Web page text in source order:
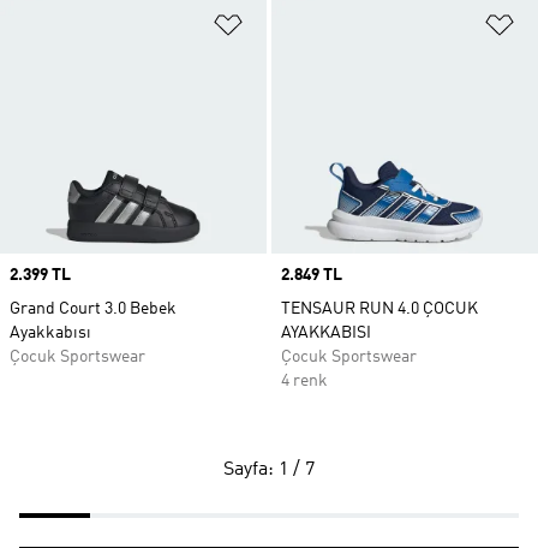
Price
2.399 TL
Grand Court 3.0 Bebek
Ayakkabısı
Çocuk Sportswear
Price
2.849 TL
TENSAUR RUN 4.0 ÇOCUK
AYAKKABISI
Çocuk Sportswear
4 renk
Sayfa: 1 / 7